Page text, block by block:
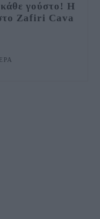
κάθε γούστο! Η
Zafiri Cava